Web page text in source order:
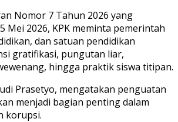
Nomor 7 Tahun 2026 yang
Mei 2026, KPK meminta pemerintah
dan satuan pendidikan
gratifikasi, pungutan liar,
hingga praktik siswa titipan.
Prasetyo, mengatakan penguatan
menjadi bagian penting dalam
korupsi.